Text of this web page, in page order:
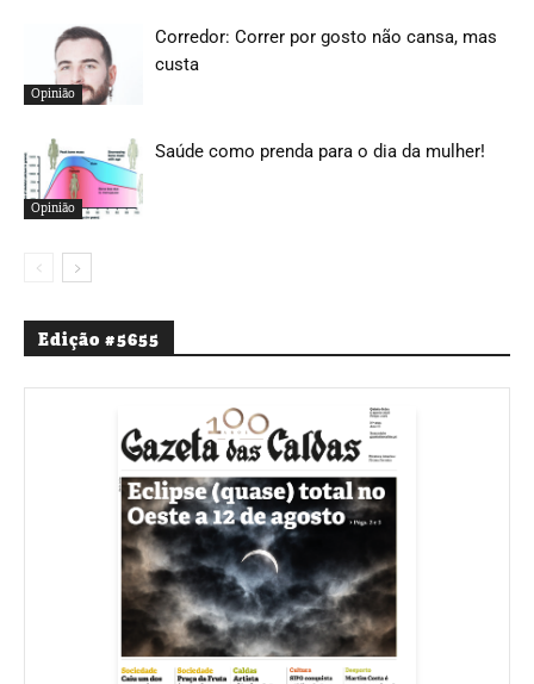
Opinião
Corredor: Correr por gosto não cansa, mas
custa
Opinião
Saúde como prenda para o dia da mulher!
Edição #5655